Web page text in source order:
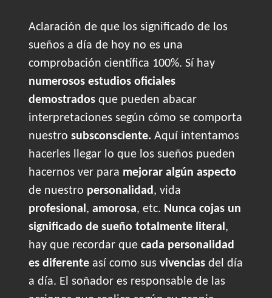
Aclaración de que los significado de los
sueños a día de hoy no es una
comprobación científica 100%. Sí hay
numerosos estudios oficiales
demostrados que pueden abacar
interpretaciones según cómo se comporta
nuestro subsconsciente. Aquí intentamos
hacerles llegar lo que los sueños pueden
hacernos ver para mejorar algún aspecto
de nuestro personalidad, vida
profesional, amorosa, etc. Nunca cojas un
significado de sueño totalmente literal,
hay que recordar que cada personalidad
es diferente así como sus vivencias del día
a día. El soñador es responsable de las